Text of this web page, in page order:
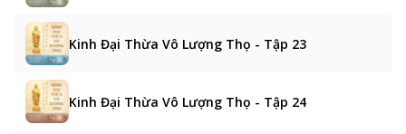
Kinh Đại Thừa Vô Lượng Thọ - Tập 23
Kinh Đại Thừa Vô Lượng Thọ - Tập 24